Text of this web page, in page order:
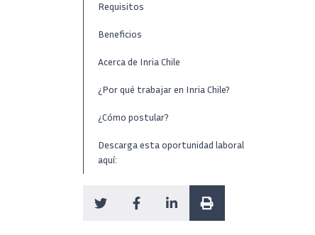
Requisitos
Beneficios
Acerca de Inria Chile
¿Por qué trabajar en Inria Chile?
¿Cómo postular?
Descarga esta oportunidad laboral
aquí: